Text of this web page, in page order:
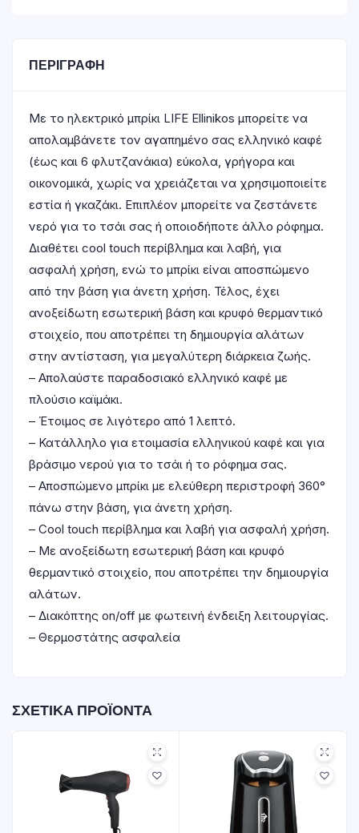
ΠΕΡΙΓΡΑΦΉ
Με το ηλεκτρικό μπρίκι LIFE Ellinikos μπορείτε να
απολαμβάνετε τον αγαπημένο σας ελληνικό καφέ
(έως και 6 φλυτζανάκια) εύκολα, γρήγορα και
οικονομικά, χωρίς να χρειάζεται να χρησιμοποιείτε
εστία ή γκαζάκι. Επιπλέον μπορείτε να ζεστάνετε
νερό για το τσάι σας ή οποιοδήποτε άλλο ρόφημα.
Διαθέτει cool touch περίβλημα και λαβή, για
ασφαλή χρήση, ενώ το μπρίκι είναι αποσπώμενο
από την βάση για άνετη χρήση. Τέλος, έχει
ανοξείδωτη εσωτερική βάση και κρυφό θερμαντικό
στοιχείο, που αποτρέπει τη δημιουργία αλάτων
στην αντίσταση, για μεγαλύτερη διάρκεια ζωής.
– Απολαύστε παραδοσιακό ελληνικό καφέ με
πλούσιο καϊμάκι.
– Έτοιμος σε λιγότερο από 1 λεπτό.
– Κατάλληλο για ετοιμασία ελληνικού καφέ και για
βράσιμο νερού για το τσάι ή το ρόφημα σας.
– Αποσπώμενο μπρίκι με ελεύθερη περιστροφή 360°
πάνω στην βάση, για άνετη χρήση.
– Cool touch περίβλημα και λαβή για ασφαλή χρήση.
– Με ανοξείδωτη εσωτερική βάση και κρυφό
θερμαντικό στοιχείο, που αποτρέπει την δημιουργία
αλάτων.
– Διακόπτης on/off με φωτεινή ένδειξη λειτουργίας.
– Θερμοστάτης ασφαλεία
ΣΧΕΤΙΚΆ ΠΡΟΪΌΝΤΑ